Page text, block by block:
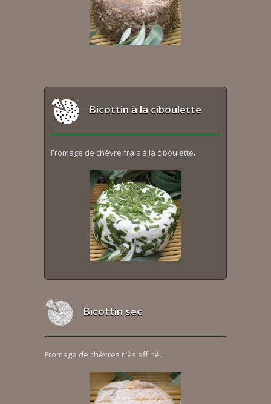
Bicottin à la ciboulette
Fromage de chèvre frais à la ciboulette.
Bicottin sec
Fromage de chèvres très affiné.